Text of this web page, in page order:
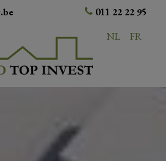
011 22 22 95
NL
FR